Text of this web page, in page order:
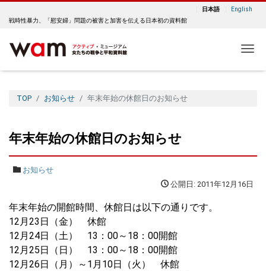
日本語
English
戦時性暴力、「慰安婦」問題の被害と加害を伝える日本初の資料館
TOP お知らせ 年末年始の休館日のお知らせ
年末年始の休館日のお知らせ
お知らせ
公開日: 2011年12月16日
年末年始の開館時間、休館日は以下の通りです。
12月23日（金） 休館
12月24日（土） 13：00～18：00開館
12月25日（日） 13：00～18：00開館
12月26日（月）～1月10日（火） 休館